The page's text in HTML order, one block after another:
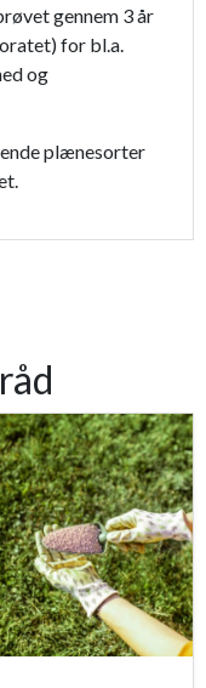
gennem 3 år
for bl.a.
og
plænesorter